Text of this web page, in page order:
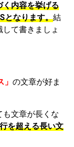
く内容を挙げる
となります。結
て書きましょ
の文章が好ま
文章が長くな
を超える長い文